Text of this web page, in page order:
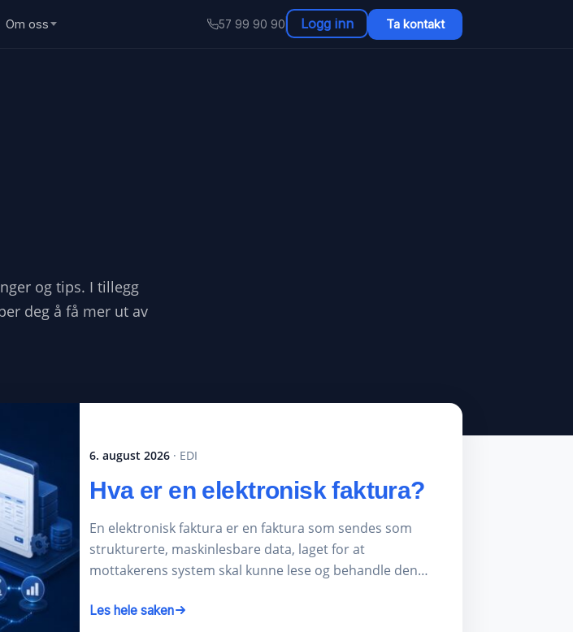
Om oss 57 99 90 90 Logg inn Ta kontakt
og tips. I tillegg
deg å få mer ut av
6. august 2026 · EDI
Hva er en elektronisk faktura?
En elektronisk faktura er en faktura som sendes som
strukturerte, maskinlesbare data, laget for at
mottakerens system skal kunne lese og behandle den…
Les hele saken